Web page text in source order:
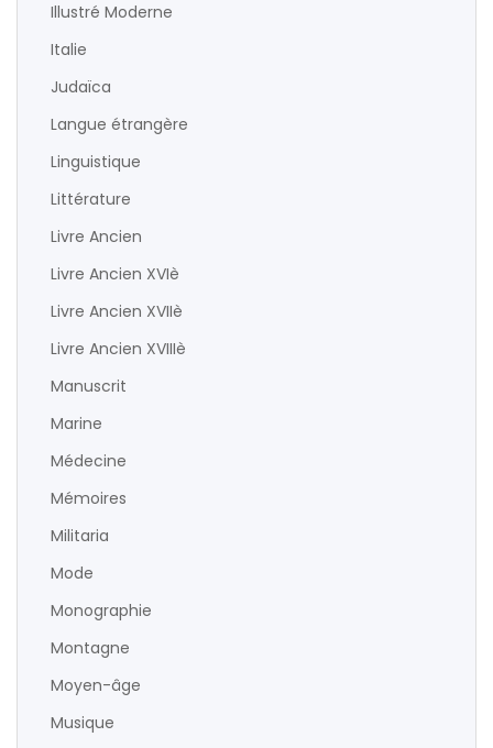
Illustré Moderne
Italie
Judaïca
Langue étrangère
Linguistique
Littérature
Livre Ancien
Livre Ancien XVIè
Livre Ancien XVIIè
Livre Ancien XVIIIè
Manuscrit
Marine
Médecine
Mémoires
Militaria
Mode
Monographie
Montagne
Moyen-âge
Musique